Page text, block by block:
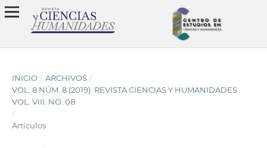
INICIO / ARCHIVOS /
VOL. 8 NÚM. 8 (2019): REVISTA CIENCIAS Y HUMANIDADES
VOL. VIII: NO. 08
/
Artículos